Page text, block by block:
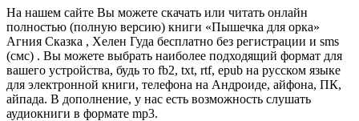
На нашем сайте Вы можете скачать или читать онлайн
полностью (полную версию) книги «Пышечка для орка»
Агния Сказка , Хелен Гуда бесплатно без регистрации и sms
(смс) . Вы можете выбрать наиболее подходящий формат для
вашего устройства, будь то fb2, txt, rtf, epub на русском языке
для электронной книги, телефона на Андроиде, айфона, ПК,
айпада. В дополнение, у нас есть возможность слушать
аудиокниги в формате mp3.